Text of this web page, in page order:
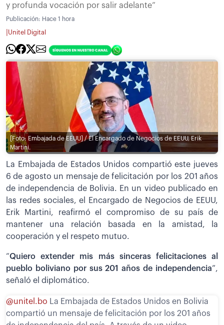
y profunda vocación por salir adelante”
Publicación: Hace 1 hora
Unitel Digital
[Foto: Embajada de EEUU] / El Encargado de Negocios de EEUU, Erik
Martini.
La Embajada de Estados Unidos compartió este jueves
6 de agosto un mensaje de felicitación por los 201 años
de independencia de Bolivia. En un video publicado en
las redes sociales, el Encargado de Negocios de EEUU,
Erik Martini, reafirmó el compromiso de su país de
mantener una relación basada en la amistad, la
cooperación y el respeto mutuo.
“Quiero extender mis más sinceras felicitaciones al
pueblo boliviano por sus 201 años de independencia”,
señaló el diplomático.
@unitel.bo La Embajada de Estados Unidos en Bolivia
compartió un mensaje de felicitación por los 201 años